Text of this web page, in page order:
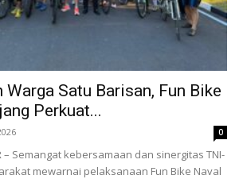
Satu Barisan, Fun Bike
Perkuat...
0
– Semangat kebersamaan dan sinergitas TNI-
mewarnai pelaksanaan Fun Bike Naval